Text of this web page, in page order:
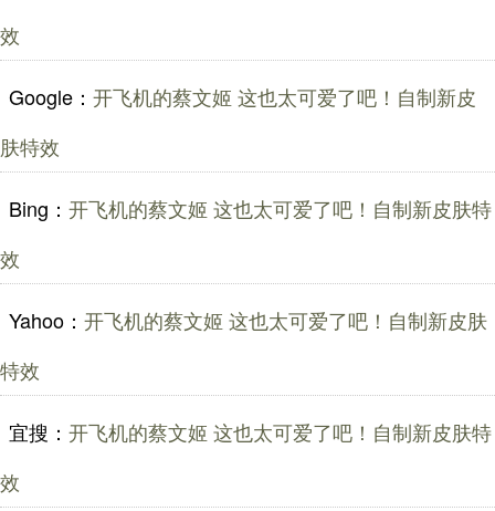
效
Google： 开飞机的蔡文姬 这也太可爱了吧！自制新皮
肤特效
Bing： 开飞机的蔡文姬 这也太可爱了吧！自制新皮肤特
效
Yahoo： 开飞机的蔡文姬 这也太可爱了吧！自制新皮肤
特效
宜搜： 开飞机的蔡文姬 这也太可爱了吧！自制新皮肤特
效